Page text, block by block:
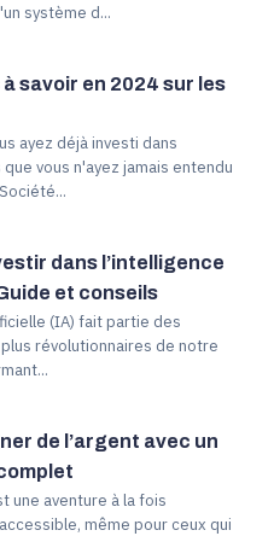
système d...
savoir en 2024 sur les
ayez déjà investi dans
vous n'ayez jamais entendu
dans l’intelligence
et conseils
(IA) fait partie des
révolutionnaires de notre
de l’argent avec un
une aventure à la fois
même pour ceux qui